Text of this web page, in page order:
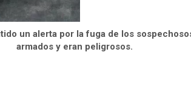
un alerta por la fuga de los
armados y eran peligrosos.